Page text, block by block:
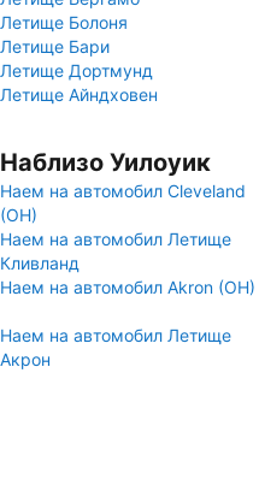
Летище Болоня
Летище Бари
Летище Дортмунд
Летище Айндховен
Наблизо Уилоуик
Наем на автомобил Cleveland
(OH)
Наем на автомобил Летище
Кливланд
Наем на автомобил Akron (OH)
Наем на автомобил Летище
Акрон